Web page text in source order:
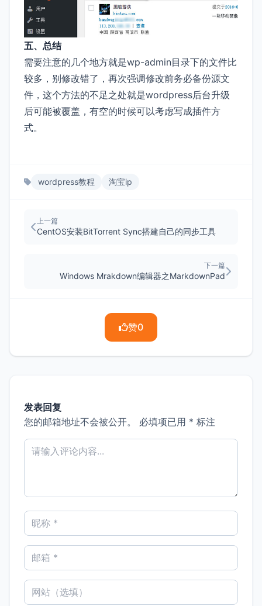
五、总结
需要注意的几个地方就是wp-admin目录下的文件比
较多，别修改错了，再次强调修改前务必备份源文
件，这个方法的不足之处就是wordpress后台升级
后可能被覆盖，有空的时候可以考虑写成插件方
式。
wordpress教程 淘宝ip
上一篇
CentOS安装BitTorrent Sync搭建自己的同步工具
下一篇
Windows Mrakdown编辑器之MarkdownPad
赞0
发表回复
您的邮箱地址不会被公开。
必填项已用 * 标注